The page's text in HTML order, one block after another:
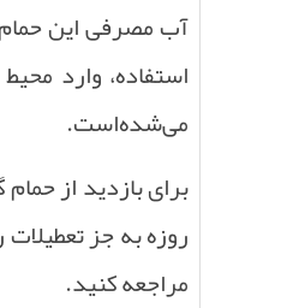
آب مصرفی این
استفاده، وارد
می‌شده‌است.
برای بازدید از
روزه به جز
مراجعه کنید.